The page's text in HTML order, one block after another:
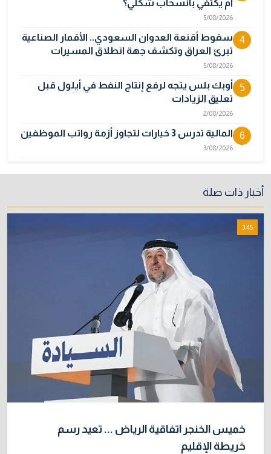
أم يكتفي بانسحاب شكلي؟
5/08/2026
4
سقوط أقنعة العدوان السعودي.. الأقمار الصناعية
تبرئ العراق وتكشف جهة انطلاق المسيرات
5/08/2026
5
أوبك بلس يتجه لرفع إنتاج النفط في أيلول قبل
تعليق الزيادات
2/08/2026
6 المالية تدرس 3 خيارات لتجاوز أزمة رواتب الموظفين
3/08/2026
4/08/2026
8
خطر "إيبولا" يتضاعف.. ارتفاع عدد الإصابات
خبراء: 70 بالمئة من نفط الخليج لا يملك بديلاً عن
2/08/2026
متحدث رسمي يكشف خيارات الحكومة لتجاوز أزمة
الرواتب
1/08/2026
أخبار ذات صلة
3:45
خميس الخنجر اتفاقية الرياض ... تعيد رسم
خريطة الإقليم